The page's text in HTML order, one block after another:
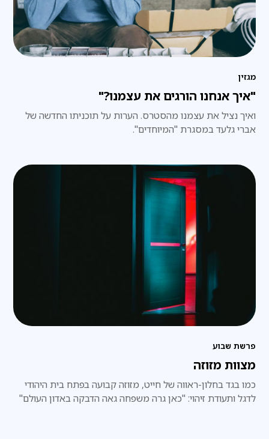
מגזין
"איך אנחנו הורגים את עצמנו?"
ואיך נציל את עצמנו מהסטרס. הערות על תוכניתו החדשה של
אברי גלעד במסגרת "המיוחדים".
פרשת שבוע
מצוות מזוזה
כמו בגד בחלון-ראווה של חייט, מזוזה קבועה בפתח בית היהודי
לדגל ותעודת זיהוי: "כאן גרה משפחה גאה הדבקה באדון העולם"